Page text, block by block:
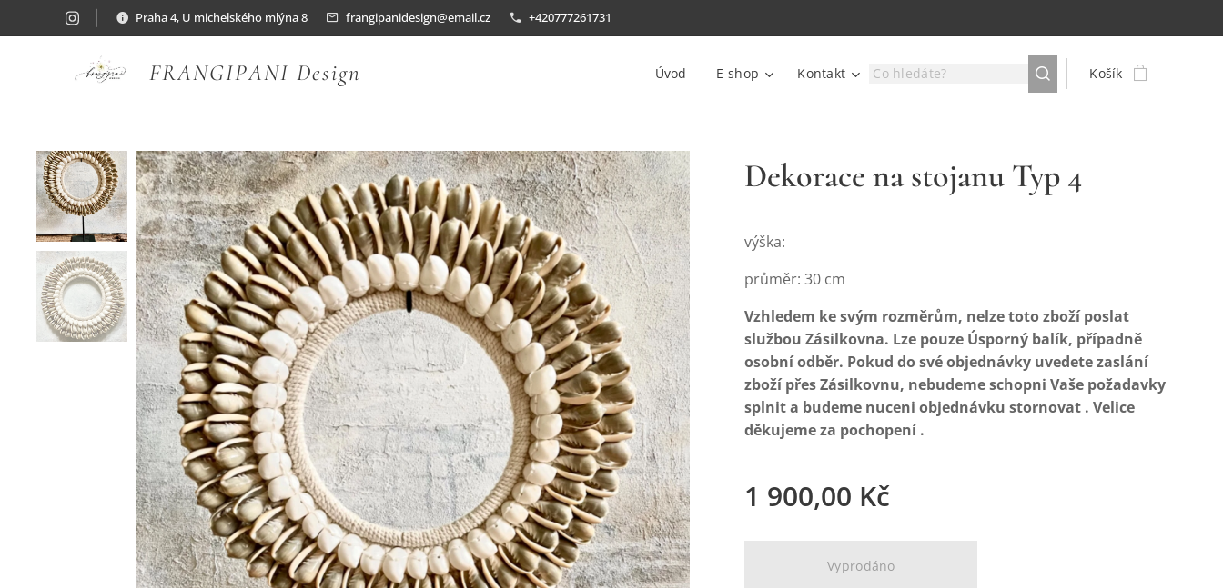
Praha 4, U michelského mlýna 8 frangipanidesign@email.cz +420777261731
FRANGIPANI Design Úvod E-shop Kontakt Košík
Dekorace na stojanu Typ 4
výška:
průměr: 30 cm
Vzhledem ke svým rozměrům, nelze toto zboží poslat
službou Zásilkovna. Lze pouze Úsporný balík, případně
osobní odběr. Pokud do své objednávky uvedete zaslání
zboží přes Zásilkovnu, nebudeme schopni Vaše požadavky
splnit a budeme nuceni objednávku stornovat . Velice
děkujeme za pochopení .
1 900,00 Kč
Vyprodáno